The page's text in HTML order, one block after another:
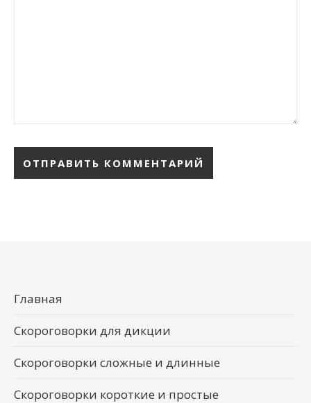
Главная
Скороговорки для дикции
Скороговорки сложные и длинные
Скороговорки короткие и простые